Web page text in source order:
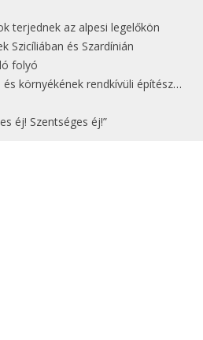
terjednek az alpesi legelőkön
Szicíliában és Szardínián
folyó
rendkívüli építészeti kincsei
éj! Szentséges éj!”